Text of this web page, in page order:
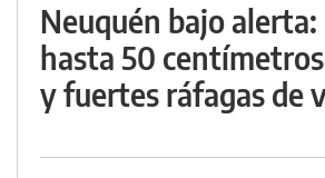
Neuquén bajo alerta:
hasta 50
y fuertes ráfagas de